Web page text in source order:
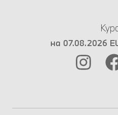
на 07.08.2026